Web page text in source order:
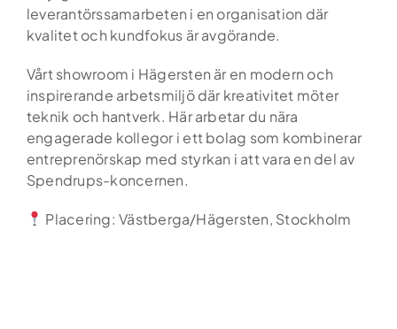
leverantörssamarbeten i en organisation där
kvalitet och kundfokus är avgörande.
Vårt showroom i Hägersten är en modern och
inspirerande arbetsmiljö där kreativitet möter
teknik och hantverk. Här arbetar du nära
engagerade kollegor i ett bolag som kombinerar
entreprenörskap med styrkan i att vara en del av
Spendrups-koncernen.
Placering: Västberga/Hägersten, Stockholm